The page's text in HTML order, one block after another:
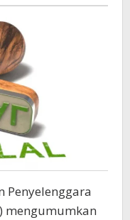
Penyelenggara
mengumumkan